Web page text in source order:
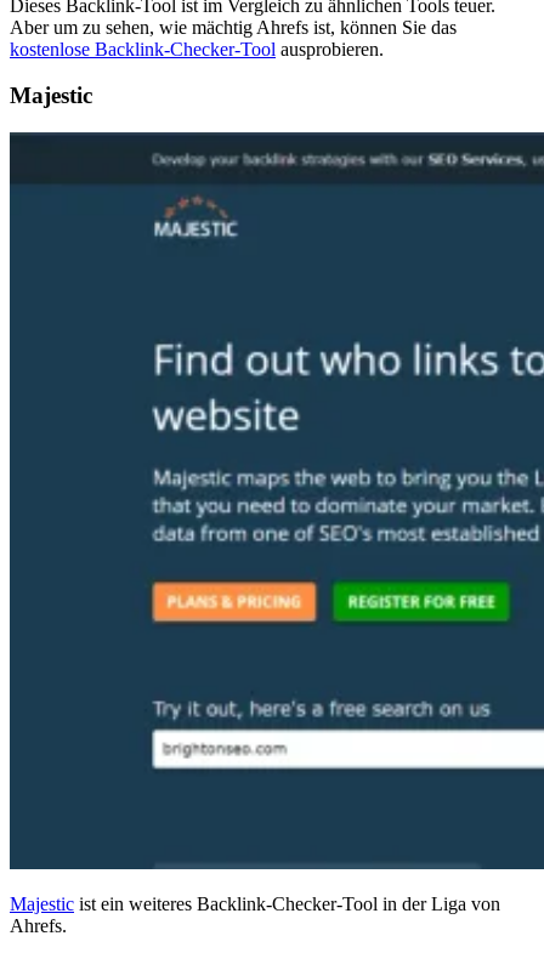
Dieses Backlink-Tool ist im Vergleich zu ähnlichen Tools teuer.
Aber um zu sehen, wie mächtig Ahrefs ist, können Sie das
kostenlose Backlink-Checker-Tool ausprobieren.
Majestic
Majestic ist ein weiteres Backlink-Checker-Tool in der Liga von
Ahrefs.